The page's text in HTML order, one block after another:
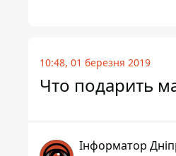
10:48, 01 березня 2019
Что подарить
Інформатор